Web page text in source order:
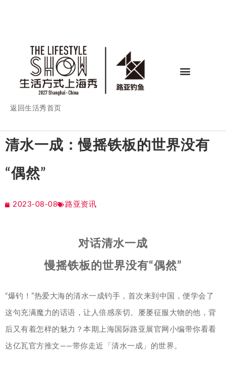
返回生活秀首页
清水一成：慢摇铁板的世界没有
“偶然”
2023-08-08 路亚资讯
对话清水一成
慢摇铁板的世界没有“偶然”
“爆钓！”热爱大海的清水一成钓手，首次来到中国，便学会了
这句充满魔力的话语，让人倍感亲切。屡屡征服大物的他，背
后又有着怎样的魅力？本期上海国际路亚展官网小编带你看看
达亿瓦官方推文——带你走近「清水一成」的世界。